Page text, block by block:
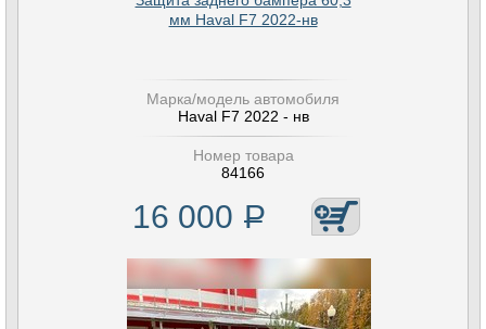
мм Haval F7 2022-нв
Марка/модель автомобиля
Haval F7 2022 - нв
Номер товара
84166
16 000 Р